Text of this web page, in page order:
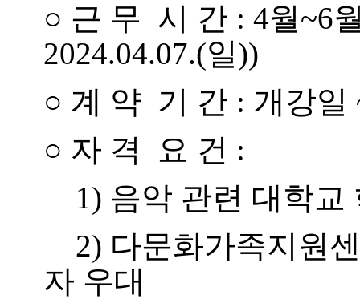
○ 근 무 시 간 : 4월~6
2024.04.07.(일))
○ 계 약 기 간 : 개강일
○ 자 격 요 건 :
1) 음악 관련 대학교
2) 다문화가족지원
자 우대